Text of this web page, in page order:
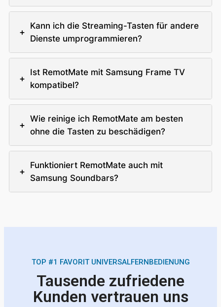
+
Kann ich die Streaming-Tasten für andere
Dienste umprogrammieren?
+
Ist RemotMate mit Samsung Frame TV
kompatibel?
+
Wie reinige ich RemotMate am besten
ohne die Tasten zu beschädigen?
+
Funktioniert RemotMate auch mit
Samsung Soundbars?
TOP #1 FAVORIT UNIVERSALFERNBEDIENUNG
Tausende zufriedene
Kunden vertrauen uns